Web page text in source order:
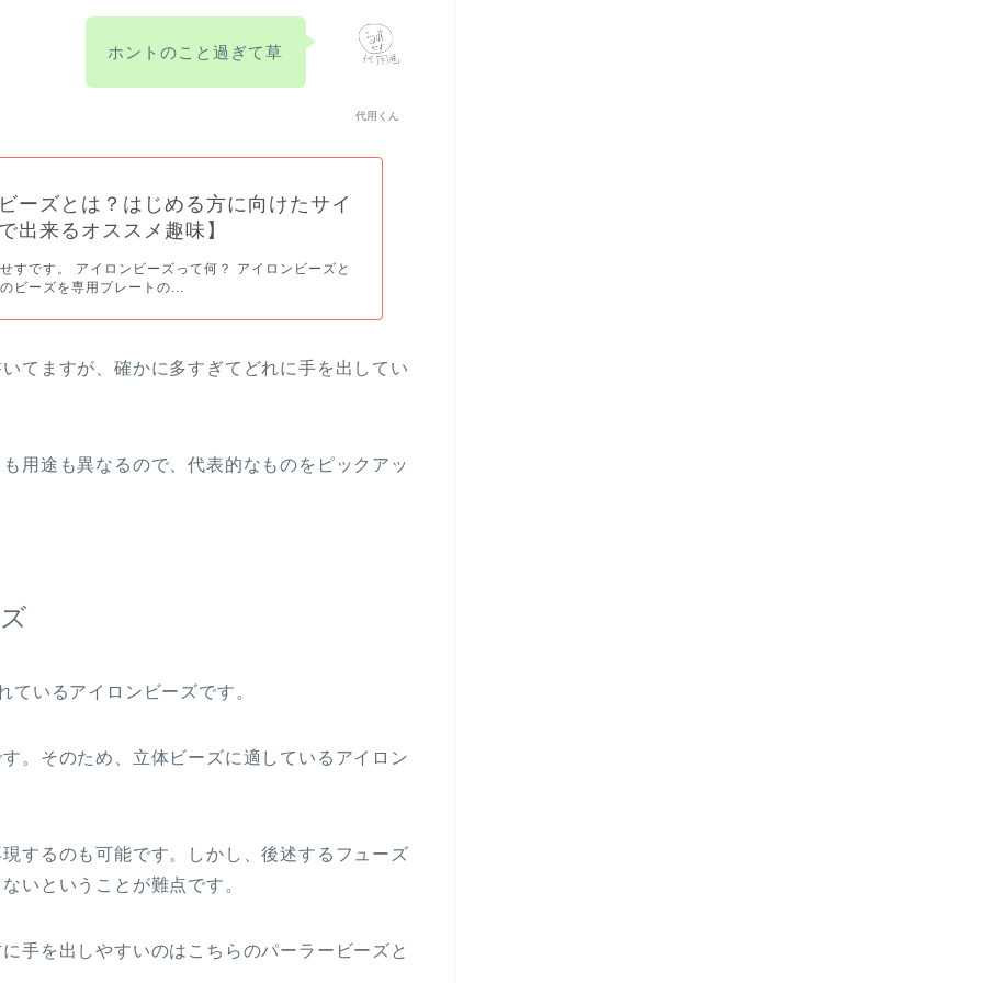
代用くん
ホントのこと過ぎて草
ーズとは？はじめる方に向けたサイ
出来るオススメ趣味】
すです。 アイロンビーズって何？ アイロンビーズと
ビーズを専用プレートの...
てますが、確かに多すぎてどれに手を出してい
用途も異なるので、代表的なものをピックアッ
いるアイロンビーズです。
。そのため、立体ビーズに適しているアイロン
するのも可能です。しかし、後述するフューズ
いということが難点です。
手を出しやすいのはこちらのパーラービーズと